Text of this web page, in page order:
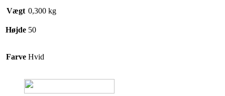
Vægt 0,300 kg
Højde 50
Farve Hvid